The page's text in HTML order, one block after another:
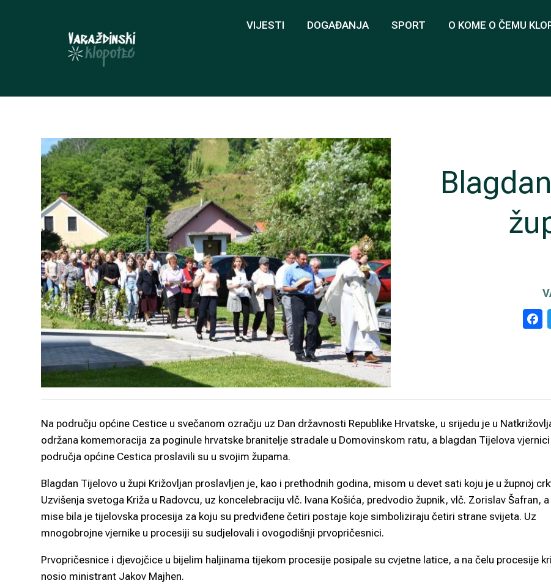
VIJESTI DOGAĐANJA SPORT O KOME O ČEMU
Na području općine Cestice u svečanom ozračju uz Dan državnosti Republike Hrvatske, u srijedu je u
održana komemoracija za poginule hrvatske branitelje stradale u Domovinskom ratu, a blagdan Tijelova
područja općine Cestica proslavili su u svojim župama.
Blagdan Tijelovo u župi Križovljan proslavljen je, kao i prethodnih godina, misom u devet sati koju je u župnoj
Uzvišenja svetoga Križa u Radovcu, uz koncelebraciju vlč. Ivana Košića, predvodio župnik, vlč. Zorislav Šafran, a
mise bila je tijelovska procesija za koju su predviđene četiri postaje koje simboliziraju četiri strane svijeta. Uz
mnogobrojne vjernike u procesiji su sudjelovali i ovogodišnji prvopričesnici.
Prvopričesnice i djevojčice u bijelim haljinama tijekom procesije posipale su cvjetne latice, a na čelu procesije
nosio ministrant Jakov Majhen.